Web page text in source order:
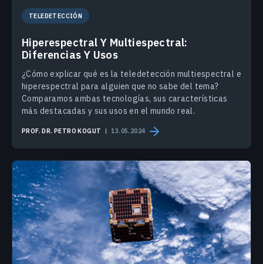
TELEDETECCIÓN
Hiperespectral Y Multiespectral:
Diferencias Y Usos
¿Cómo explicar qué es la teledetección multiespectral e
hiperespectral para alguien que no sabe del tema?
Comparamos ambas tecnologías, sus características
más destacadas y sus usos en el mundo real.
PROF. DR. PETRO KOGUT 13.05.2024